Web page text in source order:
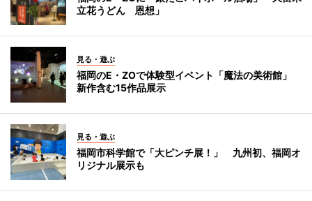
立花うどん 恩想」
見る・遊ぶ
福岡のE・ZOで体験型イベント「魔法の美術館」
新作含む15作品展示
見る・遊ぶ
福岡市科学館で「大ピンチ展！」 九州初、福岡オ
リジナル展示も